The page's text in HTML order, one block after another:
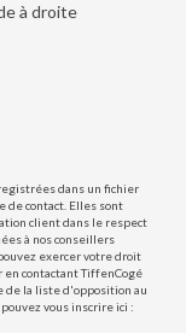
à droite
dans un fichier
de contact. Elles sont
client dans le respect
à nos conseillers
exercer votre droit
contactant TiffenCogé
de la liste d'opposition au
vous inscrire ici :